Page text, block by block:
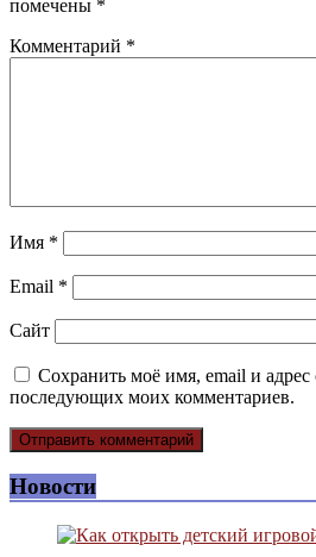
помечены *
Комментарий *
Имя *
Email *
Сайт
Сохранить моё имя, email и адрес
последующих моих комментариев.
Новости